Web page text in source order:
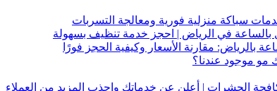
سباكة منزلية فورية ومعالجة التسربات
بالساعة في الرياض | احجز خدمة تنظيف بسهولة
بالرياض: مقارنة الأسعار وكيفية الحجز فورًا
مو موجود عندنا؟
الحشرات | أعلن عن خدماتك واجذب المزيد من العملاء